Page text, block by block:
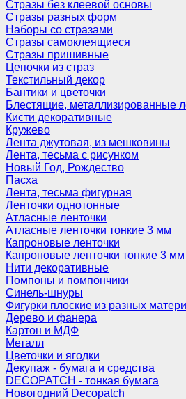
Стразы без клеевой основы
Стразы разных форм
Наборы со стразами
Стразы самоклеящиеся
Стразы пришивные
Цепочки из страз
Текстильный декор
Бантики и цветочки
Блестящие, металлизированные
Кисти декоративные
Кружево
Лента джутовая, из мешковины
Лента, тесьма с рисунком
Новый Год, Рождество
Пасха
Лента, тесьма фигурная
Ленточки однотонные
Атласные ленточки
Атласные ленточки тонкие 3 мм
Капроновые ленточки
Капроновые ленточки тонкие 3 мм
Нити декоративные
Помпоны и помпончики
Синель-шнуры
Фигурки плоские из разных
Дерево и фанера
Картон и МДФ
Металл
Цветочки и ягодки
Декупаж - бумага и средства
DECOPATCH - тонкая бумага
Новогодний Decopatch